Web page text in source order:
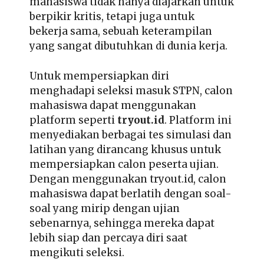
berpikir kritis, tetapi juga untuk
bekerja sama, sebuah keterampilan
yang sangat dibutuhkan di dunia kerja.
Untuk mempersiapkan diri
menghadapi seleksi masuk STPN, calon
mahasiswa dapat menggunakan
platform seperti tryout.id. Platform ini
menyediakan berbagai tes simulasi dan
latihan yang dirancang khusus untuk
mempersiapkan calon peserta ujian.
Dengan menggunakan tryout.id, calon
mahasiswa dapat berlatih dengan soal-
soal yang mirip dengan ujian
sebenarnya, sehingga mereka dapat
lebih siap dan percaya diri saat
mengikuti seleksi.